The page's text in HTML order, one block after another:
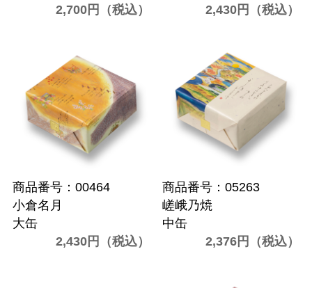
2,700円（税込）
2,430円（税込）
商品番号：00464
小倉名月
大缶
2,430円（税込）
商品番号：05263
嵯峨乃焼
中缶
2,376円（税込）